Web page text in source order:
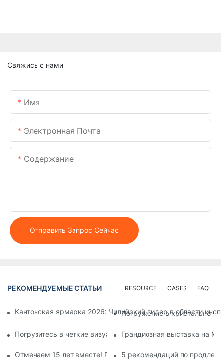
Свяжись с нами
Имя
Электронная Почта
Содержание
Отправить Запрос Сейчас
РЕКОМЕНДУЕМЫЕ СТАТЬИ FAQ
CASES
RESOURCE
Кантонская ярмарка 2026: Чилийский лидер в области
Погружение в кристально
Погрузитесь в четкие визуальные эффекты: исследуйте
Грандиозная выставка на
Отмечаем 15 лет вместе! Путешествие в Гуанси с нашей
5 рекомендаций по